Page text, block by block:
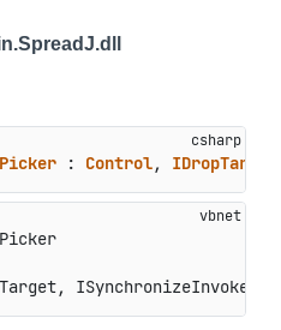
: Control, IDropTarget
ISynchronizeInvoke,